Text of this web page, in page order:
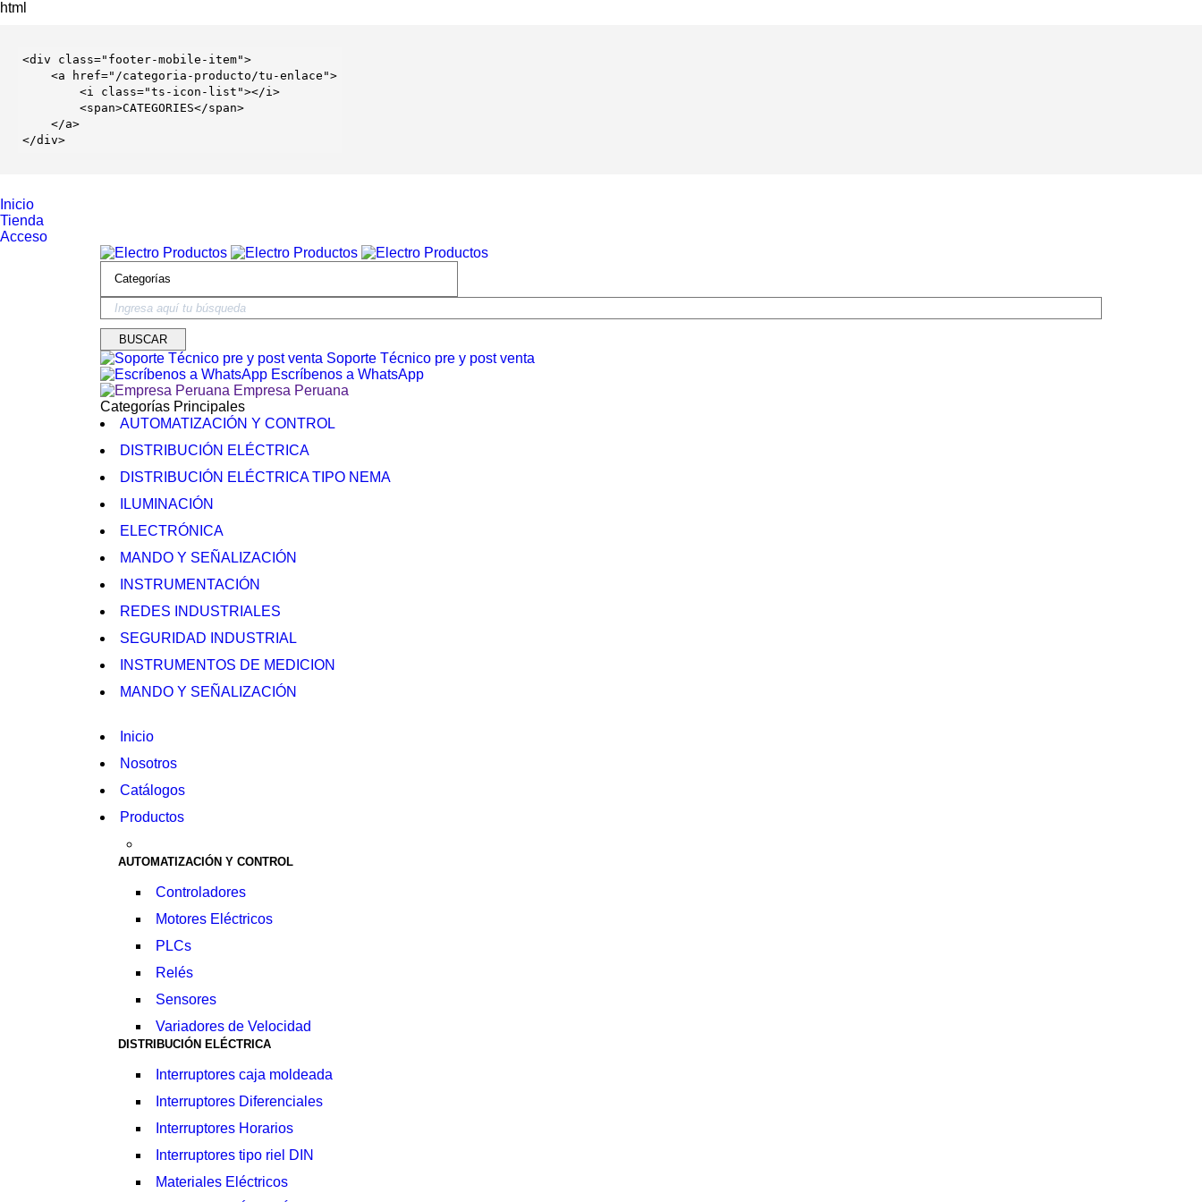
html
<div class="footer-mobile-item">
    <
a href="/categoria-producto/tu-enlace">
        <
i class="ts-icon-list"></i>
        <
span>CATEGORIES</span>
    </
a>
</div>
Inicio
Tienda
Acceso
Soporte Técnico pre y post venta
Escríbenos a WhatsApp
Empresa Peruana
Categorías Principales
AUTOMATIZACIÓN Y CONTROL
DISTRIBUCIÓN ELÉCTRICA
DISTRIBUCIÓN ELÉCTRICA TIPO NEMA
ILUMINACIÓN
ELECTRÓNICA
MANDO Y SEÑALIZACIÓN
INSTRUMENTACIÓN
REDES INDUSTRIALES
SEGURIDAD INDUSTRIAL
INSTRUMENTOS DE MEDICION
MANDO Y SEÑALIZACIÓN
Inicio
Nosotros
Catálogos
Productos
AUTOMATIZACIÓN Y CONTROL
Controladores
Motores Eléctricos
PLCs
Relés
Sensores
Variadores de Velocidad
DISTRIBUCIÓN ELÉCTRICA
Interruptores caja moldeada
Interruptores Diferenciales
Interruptores Horarios
Interruptores tipo riel DIN
Materiales Eléctricos